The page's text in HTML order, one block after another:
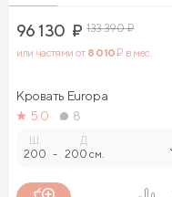
96 130 ₽ 133 390₽
или частями от 8 010₽ в мес.
Кровать Europa
5.0
8
200 -
Д.
200 см.